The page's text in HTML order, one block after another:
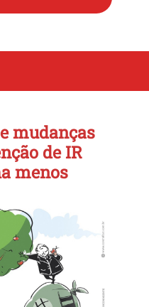
mudanças
de IR
menos